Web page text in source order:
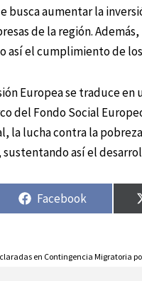
busca aumentar la
de la región.
el cumplimiento de
Europea se traduce
del Fondo Social
la lucha contra la
así el
Facebook